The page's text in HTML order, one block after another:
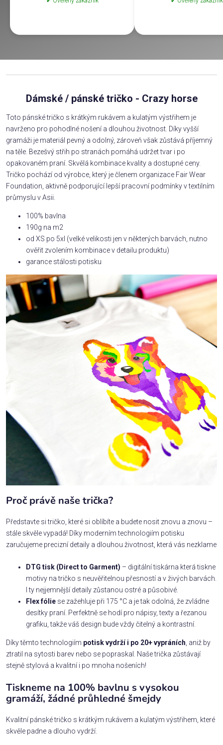
Dámské / pánské tričko - Crazy horse
Toto pánské tričko s krátkým rukávem a kulatým výstřihem je
navrženo pro pohodlné nošení a dlouhou životnost. Díky vyšší
gramáži je materiál pevný a odolný, zároveň však zůstává příjemný
na těle. Bezešvý střih po stranách pomáhá udržet tvar i po
opakovaném praní. Skvělá kombinace kvality a dostupné ceny.
Tričko pochází od výrobce, který je členem organizace Fair Wear
Foundation, aktivně podporující lepší pracovní podmínky v textilním
průmyslu v Asii.
100% bavlna
190g na m2
od XS po 5xl (velké velikosti jen v některých barvách, nutno
ověřit zvolením kombinace v detailu produktu)
garance stálosti potisku
Proč právě naše trička?
Představte si tričko, které si oblíbíte a budete nosit znovu a znovu –
stále skvěle vypadá! Díky moderním technologiím potisku
zaručujeme precizní detaily a dlouhou životnost, která vás nezklame
DTG tisk (Direct to Garment) – digitální tiskárna která tiskne
motivy na tričko s neuvěřitelnou přesností a v živých barvách.
I ty nejjemnější detaily zůstanou ostré a působivé.
Flex fólie se zažehluje při 175 °C a je tak odolná, že zvládne
desítky praní. Perfektně se hodí pro nápisy, texty a řezanou
grafiku, takže váš design bude vždy čitelný a kontrastní.
Díky těmto technologiím potisk vydrží i po 20+ vypráních , aniž by
ztratil na sytosti barev nebo se popraskal. Naše trička zůstávají
stejně stylová a kvalitní i po mnoha nošeních!
Tiskneme na 100% bavlnu s vysokou
gramáží, žádné průhledné šmejdy
Kvalitní pánské tričko s krátkým rukávem a kulatým výstřihem, které
skvěle padne a dlouho vydrží.